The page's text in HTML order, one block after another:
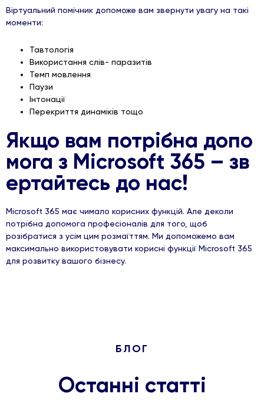
Віртуальний помічник допоможе вам звернути увагу на такі
моменти:
Тавтологія
Використання слів- паразитів
Темп мовлення
Паузи
Інтонації
Перекриття динаміків тощо
Якщо вам потрібна допо
мога з Microsoft 365 – зв
ертайтесь до нас!
Microsoft 365 має чимало корисних функцій. Але деколи
потрібна допомога професіоналів для того, щоб
розібратися з усім цим розмаїттям. Ми допоможемо вам
максимально використовувати корисні функції Microsoft 365
для розвитку вашого бізнесу.
БЛОГ
Останні статті